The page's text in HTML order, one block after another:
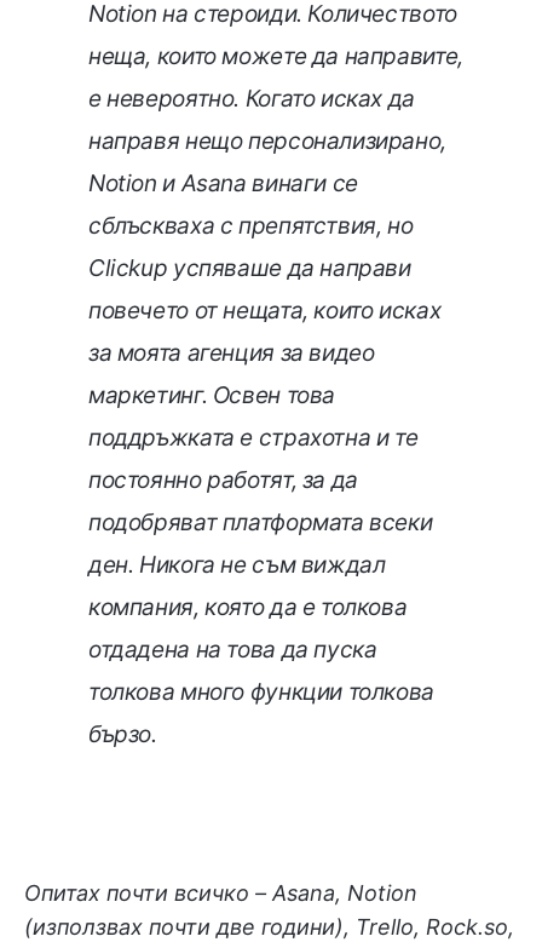
Notion на стероиди. Количеството
неща, които можете да направите,
е невероятно. Когато исках да
направя нещо персонализирано,
Notion и Asana винаги се
сблъскваха с препятствия, но
Clickup успяваше да направи
повечето от нещата, които исках
за моята агенция за видео
маркетинг. Освен това
поддръжката е страхотна и те
постоянно работят, за да
подобряват платформата всеки
ден. Никога не съм виждал
компания, която да е толкова
отдадена на това да пуска
толкова много функции толкова
бързо.
Опитах почти всичко – Asana, Notion
(използвах почти две години), Trello, Rock.so,